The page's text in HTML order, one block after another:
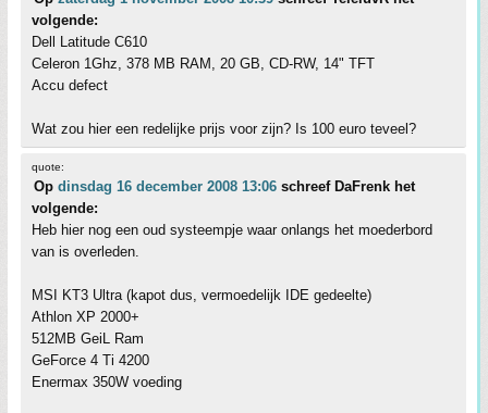
volgende:
Dell Latitude C610
Celeron 1Ghz, 378 MB RAM, 20 GB, CD-RW, 14" TFT
Accu defect
Wat zou hier een redelijke prijs voor zijn? Is 100 euro teveel?
quote:
Op dinsdag 16 december 2008 13:06 schreef DaFrenk het
volgende:
Heb hier nog een oud systeempje waar onlangs het moederbord
van is overleden.
MSI KT3 Ultra (kapot dus, vermoedelijk IDE gedeelte)
Athlon XP 2000+
512MB GeiL Ram
GeForce 4 Ti 4200
Enermax 350W voeding